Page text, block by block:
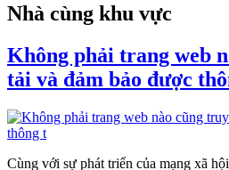
Nhà cùng khu vực
Không phải trang web
tải và đảm bảo được
Cùng với sự phát triển của mạng xã